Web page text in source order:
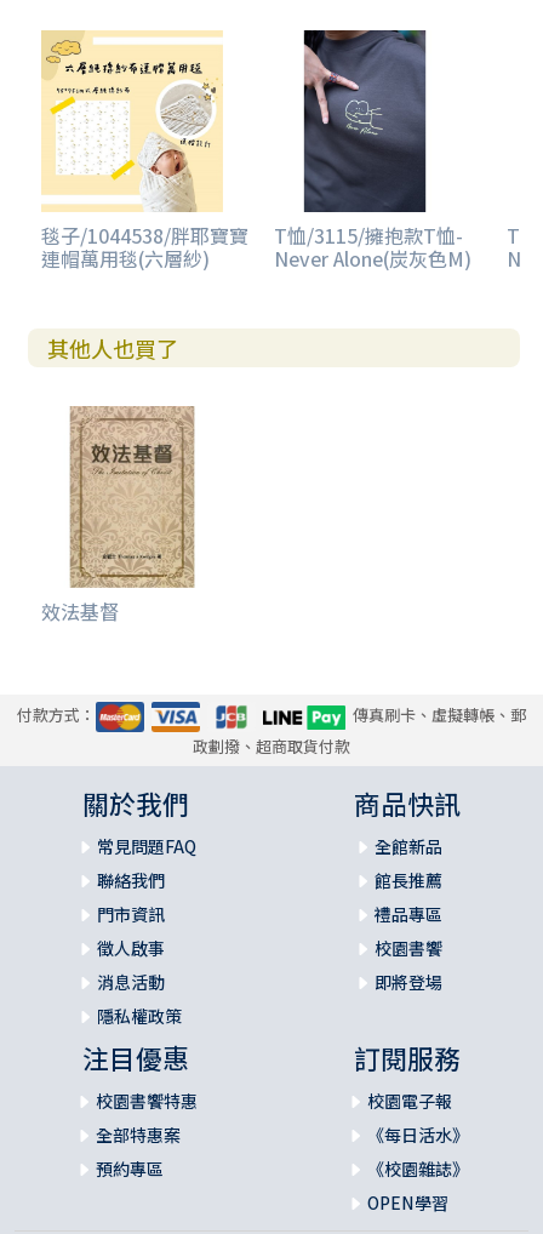
毯子/1044538/胖耶寶寶
連帽萬用毯(六層紗)
T恤/3115/擁抱款T恤-
Never Alone(炭灰色M)
T
其他人也買了
效法基督
付款方式：
傳真刷卡、虛擬轉帳、郵
政劃撥、超商取貨付款
關於我們
常見問題FAQ
聯絡我們
門市資訊
徵人啟事
消息活動
隱私權政策
商品快訊
全館新品
館長推薦
禮品專區
校園書饗
即將登場
注目優惠
校園書饗特惠
全部特惠案
預約專區
訂閱服務
校園電子報
《每日活水》
《校園雜誌》
OPEN學習